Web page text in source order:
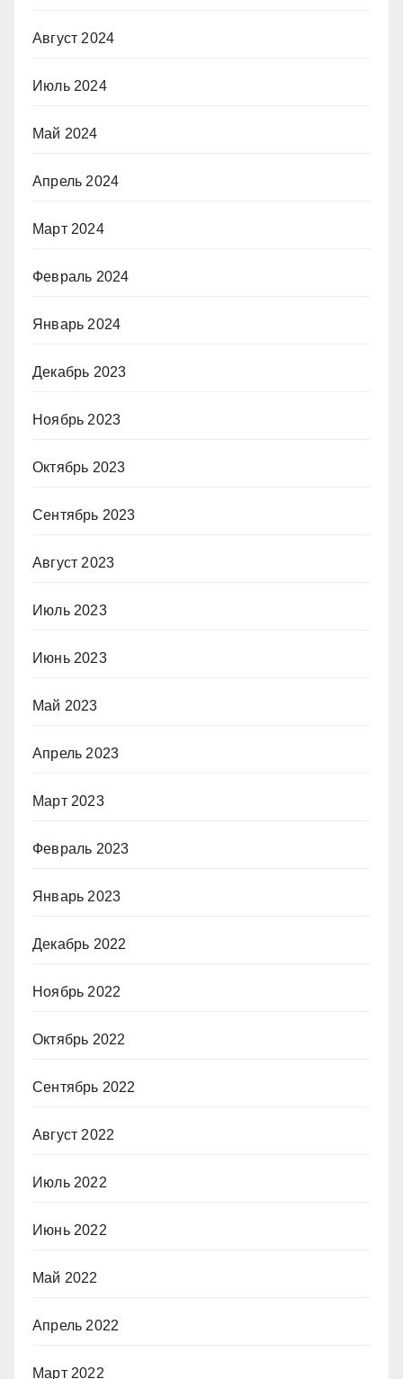
Август 2024
Июль 2024
Май 2024
Апрель 2024
Март 2024
Февраль 2024
Январь 2024
Декабрь 2023
Ноябрь 2023
Октябрь 2023
Сентябрь 2023
Август 2023
Июль 2023
Июнь 2023
Май 2023
Апрель 2023
Март 2023
Февраль 2023
Январь 2023
Декабрь 2022
Ноябрь 2022
Октябрь 2022
Сентябрь 2022
Август 2022
Июль 2022
Июнь 2022
Май 2022
Апрель 2022
Март 2022